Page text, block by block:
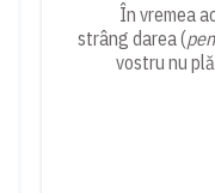
În vremea
strâng darea (
vostru nu